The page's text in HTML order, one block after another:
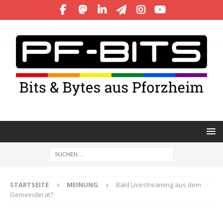
STARTSEITE MEINUNG
Bald Livestreaming aus dem
Gemeinderat?